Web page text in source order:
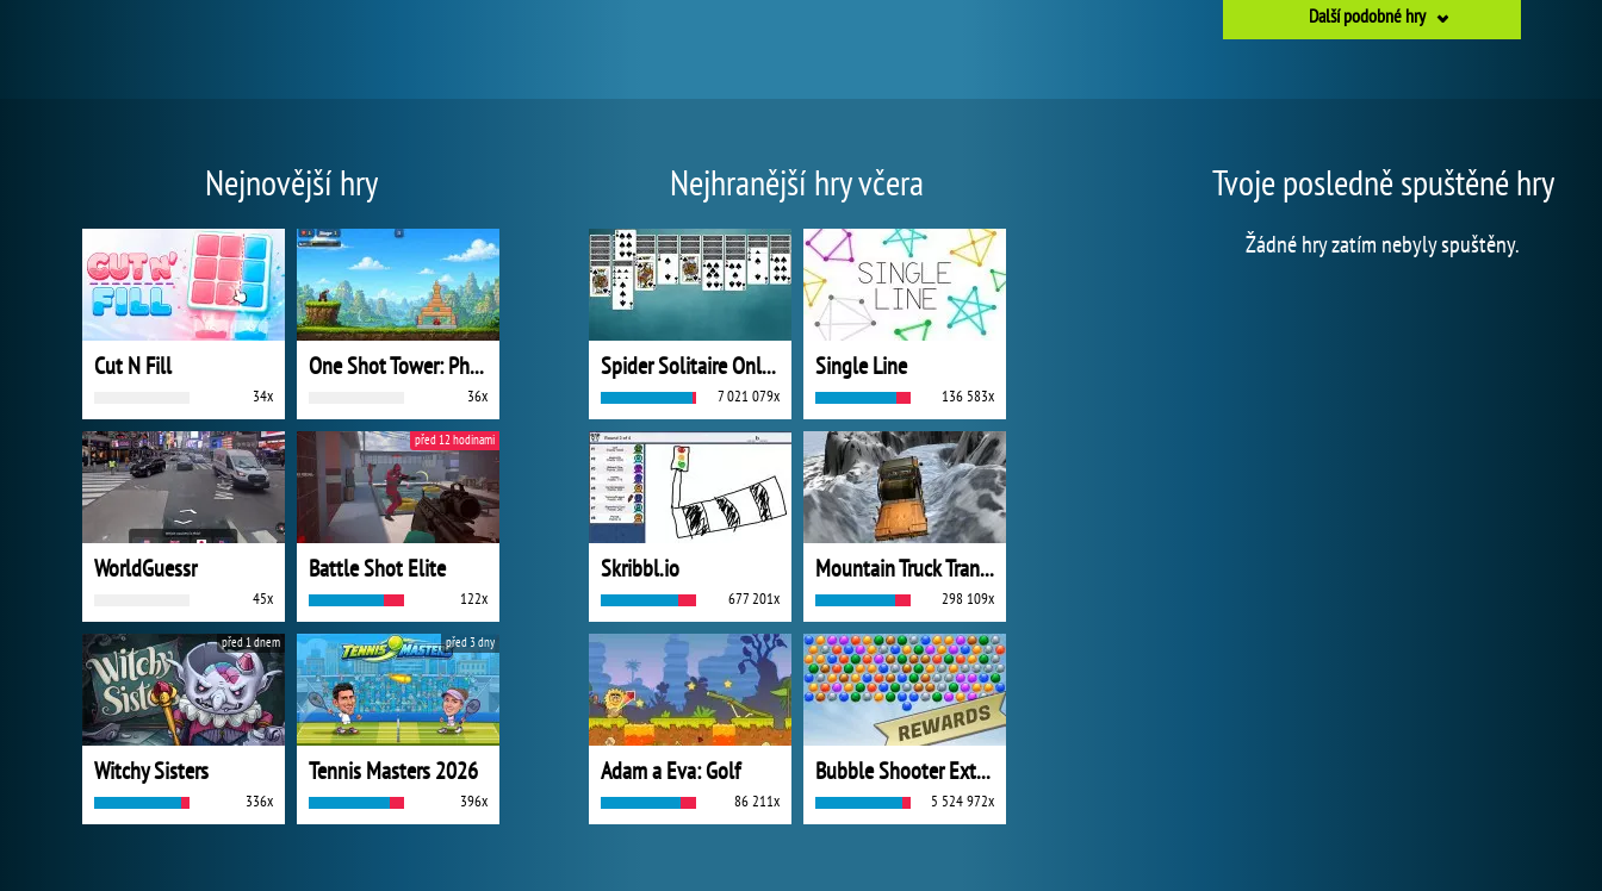
Další podobné hry
Nejnovější hry
Cut N Fill
34x
One Shot Tower: Physics Destroyer
36x
WorldGuessr
45x
Battle Shot Elite
122x
před 12 hodinami
Witchy Sisters
336x
před 1 dnem
Tennis Masters 2026
396x
před 3 dny
Nejhranější hry včera
Spider Solitaire Online
7 021 079x
Single Line
136 583x
Skribbl.io
677 201x
Mountain Truck Transport
298 109x
Adam a Eva: Golf
86 211x
Bubble Shooter Extreme
5 524 972x
Tvoje posledně spuštěné hry
Žádné hry zatím nebyly spuštěny.